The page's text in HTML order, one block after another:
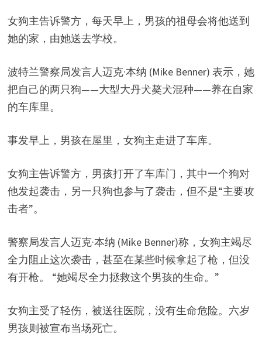
i
e
女狗主告诉警方，每天早上，男孩的祖母会将他送到
她的家，由她送去学校。
波特兰警察局发言人迈克·本纳 (Mike Benner) 表示，她
把自己的两只狗——大型大丹犬獒犬混种——养在自家
的车库里。
事发早上，男孩在屋里，女狗主走进了车库。
女狗主告诉警方，男孩打开了车库门，其中一个狗对
他发起袭击，另一只狗也参与了袭击，但不是“主要攻
击者”。
警察局发言人迈克·本纳 (Mike Benner)称，女狗主竭尽
全力阻止这次袭击，甚至在某些时候拿起了枪，但没
有开枪。 “她竭尽全力拯救这个男孩的生命。”
女狗主受了轻伤，被送往医院，没有生命危险。六岁
男孩则被宣布当场死亡。